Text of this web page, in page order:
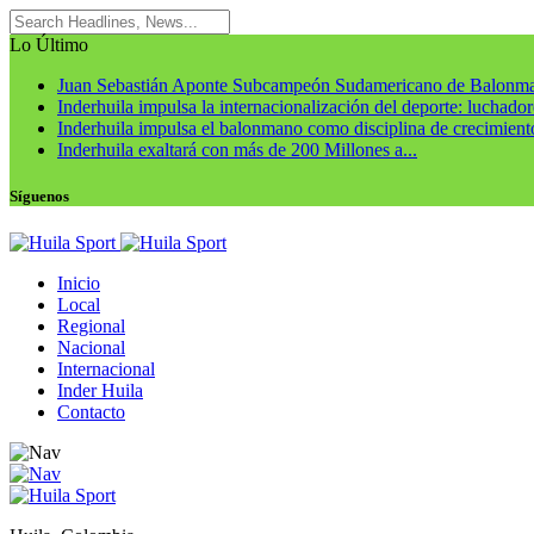
Lo Último
Juan Sebastián Aponte Subcampeón Sudamericano de
Inderhuila impulsa la internacionalización del deporte:
Inderhuila impulsa el balonmano como disciplina de
Inderhuila exaltará con más de 200 Millones a...
Síguenos
Inicio
Local
Regional
Nacional
Internacional
Inder Huila
Contacto